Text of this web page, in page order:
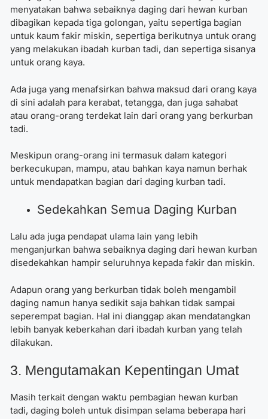
menyatakan bahwa sebaiknya daging dari hewan kurban
dibagikan kepada tiga golongan, yaitu sepertiga bagian
untuk kaum fakir miskin, sepertiga berikutnya untuk orang
yang melakukan ibadah kurban tadi, dan sepertiga sisanya
untuk orang kaya.
Ada juga yang menafsirkan bahwa maksud dari orang kaya
di sini adalah para kerabat, tetangga, dan juga sahabat
atau orang-orang terdekat lain dari orang yang berkurban
tadi.
Meskipun orang-orang ini termasuk dalam kategori
berkecukupan, mampu, atau bahkan kaya namun berhak
untuk mendapatkan bagian dari daging kurban tadi.
Sedekahkan Semua Daging Kurban
Lalu ada juga pendapat ulama lain yang lebih
menganjurkan bahwa sebaiknya daging dari hewan kurban
disedekahkan hampir seluruhnya kepada fakir dan miskin.
Adapun orang yang berkurban tidak boleh mengambil
daging namun hanya sedikit saja bahkan tidak sampai
seperempat bagian. Hal ini dianggap akan mendatangkan
lebih banyak keberkahan dari ibadah kurban yang telah
dilakukan.
3. Mengutamakan Kepentingan Umat
Masih terkait dengan waktu pembagian hewan kurban
tadi, daging boleh untuk disimpan selama beberapa hari